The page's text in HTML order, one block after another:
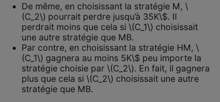
De même, en choisissant la stratégie M, \
(C_2\) pourrait perdre jusqu’à 35K\$. Il
perdrait moins que cela si \(C_1\) choisissait
une autre stratégie que MB.
Par contre, en choisissant la stratégie HM, \
(C_1\) gagnera au moins 5K\$ peu importe la
stratégie choisie par \(C_2\). En fait, il gagnera
plus que cela si \(C_2\) choisissait une autre
stratégie que MB.